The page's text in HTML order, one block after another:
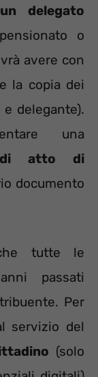
delegato
o
avere con
la copia dei
delegante).
una
di atto di
documento
tutte le
passati
Per
servizio del
(solo